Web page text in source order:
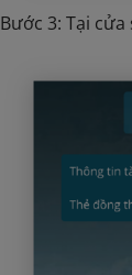
Bước 3: Tại